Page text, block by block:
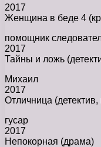
2017
Женщина в беде 4
помощник
2017
Тайны и ложь
Михаил
2017
Отличница
гусар
2017
Непокорная (драма)